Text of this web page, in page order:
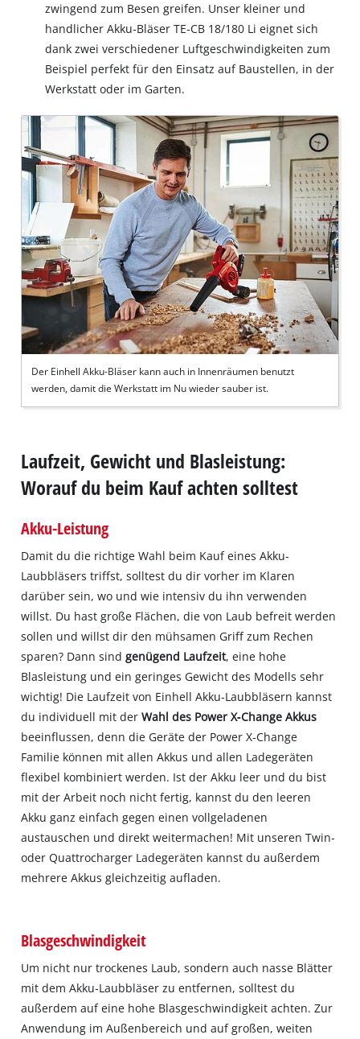
zwingend zum Besen greifen. Unser kleiner und
handlicher Akku‐Bläser TE‐CB 18/180 Li eignet sich
dank zwei verschiedener Luftgeschwindigkeiten zum
Beispiel perfekt für den Einsatz auf Baustellen, in der
Werkstatt oder im Garten.
Der Einhell Akku-Bläser kann auch in Innenräumen benutzt
werden, damit die Werkstatt im Nu wieder sauber ist.
Laufzeit, Gewicht und Blasleistung:
Worauf du beim Kauf achten solltest
Akku-Leistung
Damit du die richtige Wahl beim Kauf eines Akku‐
Laubbläsers triffst, solltest du dir vorher im Klaren
darüber sein, wo und wie intensiv du ihn verwenden
willst. Du hast große Flächen, die von Laub befreit werden
sollen und willst dir den mühsamen Griff zum Rechen
sparen? Dann sindgenügend Laufzeit, eine hohe
Blasleistung und ein geringes Gewicht des Modells sehr
wichtig! Die Laufzeit von Einhell Akku‐Laubbläsern kannst
du individuell mit derWahl des Power X‐Change Akkus
beeinflussen, denn die Geräte der Power X‐Change
Familie können mit allen Akkus und allen Ladegeräten
flexibel kombiniert werden. Ist der Akku leer und du bist
mit der Arbeit noch nicht fertig, kannst du den leeren
Akku ganz einfach gegen einen vollgeladenen
austauschen und direkt weitermachen! Mit unseren Twin‐
oder Quattrocharger Ladegeräten kannst du außerdem
mehrere Akkus gleichzeitig aufladen.
Blasgeschwindigkeit
Um nicht nur trockenes Laub, sondern auch nasse Blätter
mit dem Akku‐Laubbläser zu entfernen, solltest du
außerdem auf eine hohe Blasgeschwindigkeit achten. Zur
Anwendung im Außenbereich und auf großen, weiten